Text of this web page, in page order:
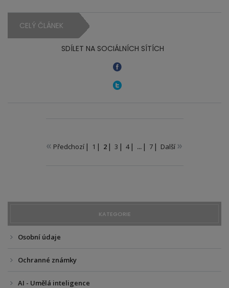
CELÝ ČLÁNEK
SDÍLET NA SOCIÁLNÍCH SÍTÍCH
« Předchozí 1 2 3 4 ... 7 Další »
KATEGORIE
Osobní údaje
Ochranné známky
AI - Umělá inteligence